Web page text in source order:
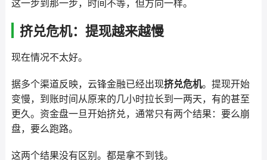
这一步到那一步，时间不等，但方向一样。
挤兑危机：提现越来越慢
现在情况不太好。
据多个渠道反映，云锋金融已经出现挤兑危机。提现开始
变慢，到账时间从原来的几小时拉长到一两天，有的甚至
更久。资金盘一旦开始挤兑，通常只有两个结果：要么崩
盘，要么跑路。
这两个结果没有区别。都是拿不到钱。